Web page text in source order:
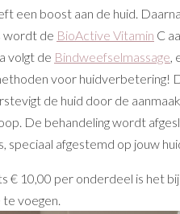
een boost aan de huid.
wordt de BioActive Vitamin C
volgt de Bindweefselmassage,
voor huidverbetering!
de huid door de
De behandeling wordt
speciaal afgestemd op jouw
€ 10,00 per onderdeel is het
voegen.